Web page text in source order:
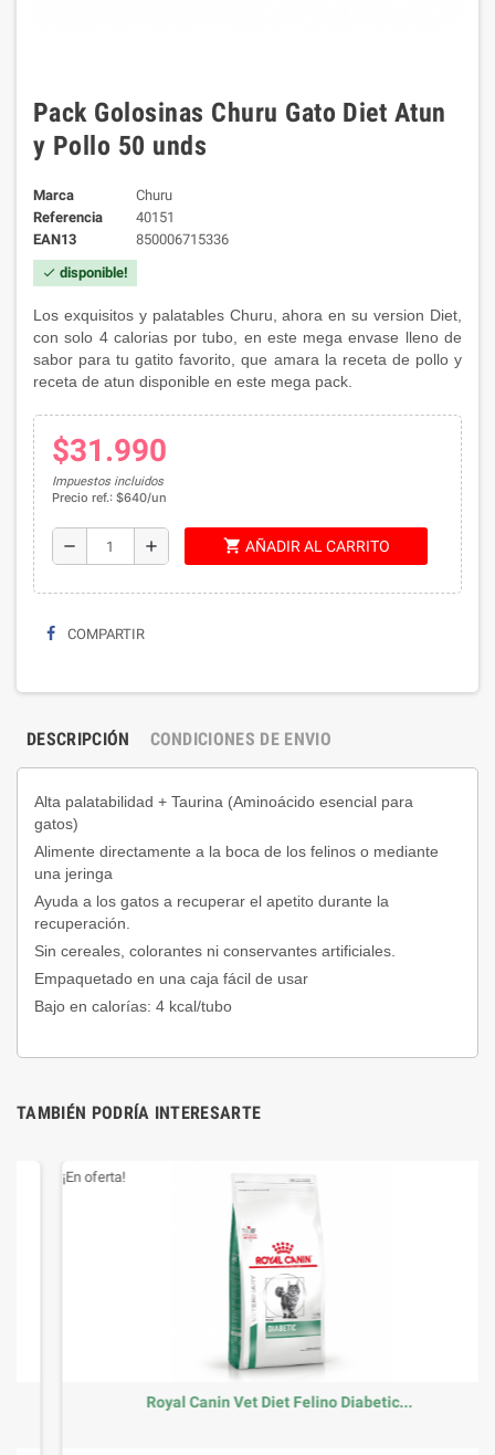
Pack Golosinas Churu Gato Diet Atun
y Pollo 50 unds
Marca
Churu
Referencia
40151
EAN13
850006715336
check disponible!
Los exquisitos y palatables Churu, ahora en su version Diet,
con solo 4 calorias por tubo, en este mega envase lleno de
sabor para tu gatito favorito, que amara la receta de pollo y
receta de atun disponible en este mega pack.
$31.990
Impuestos incluidos
Precio ref.: $640/un
remove add shopping_cart AÑADIR AL CARRITO
COMPARTIR
DESCRIPCIÓN CONDICIONES DE ENVIO
Alta palatabilidad + Taurina (Aminoácido esencial para
gatos)
Alimente directamente a la boca de los felinos o mediante
una jeringa
Ayuda a los gatos a recuperar el apetito durante la
recuperación.
Sin cereales, colorantes ni conservantes artificiales.
Empaquetado en una caja fácil de usar
Bajo en calorías: 4 kcal/tubo
TAMBIÉN PODRÍA INTERESARTE
Royal Canin Vet Diet Felino Diabetic...
¡En oferta!